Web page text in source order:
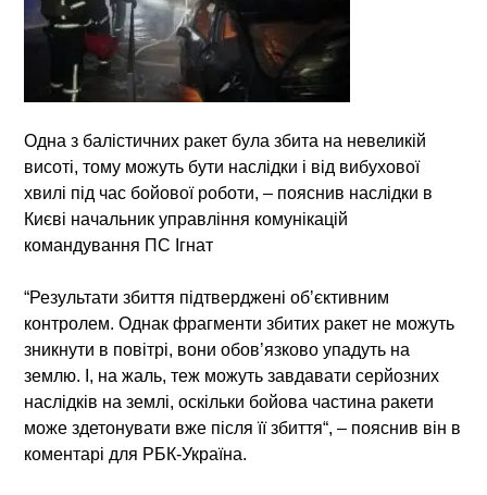
Одна з балістичних ракет була збита на невеликій
висоті, тому можуть бути наслідки і від вибухової
хвилі під час бойової роботи,– пояснив наслідки в
Києві начальник управління комунікацій
командування ПС Ігнат
“Результати збиття підтверджені обʼєктивним
контролем.Однак фрагменти збитих ракет не можуть
зникнути в повітрі, вони обов’язково упадуть на
землю. І, на жаль, теж можуть завдавати серйозних
наслідків на землі, оскільки бойова частина ракети
може здетонувати вже після її збиття“, – пояснив він в
коментарі для РБК-Україна.